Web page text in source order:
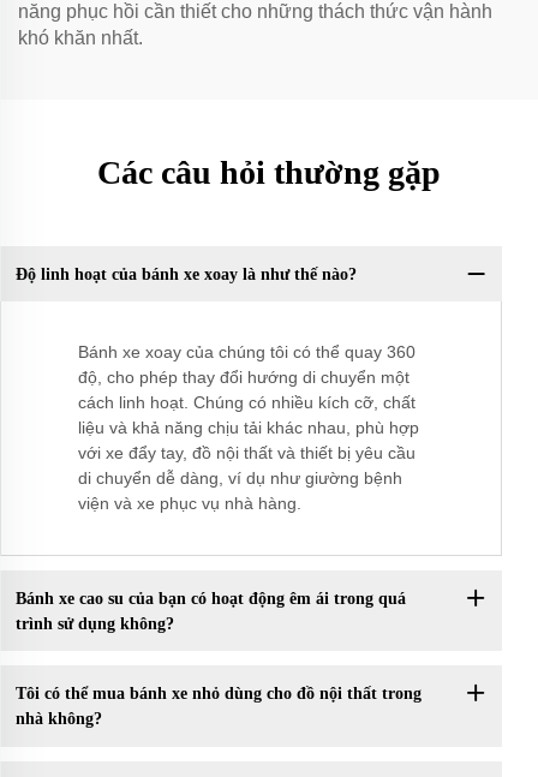
năng phục hồi cần thiết cho những thách thức vận hành
khó khăn nhất.
Các câu hỏi thường gặp
Độ linh hoạt của bánh xe xoay là như thế nào?
Bánh xe xoay của chúng tôi có thể quay 360
độ, cho phép thay đổi hướng di chuyển một
cách linh hoạt. Chúng có nhiều kích cỡ, chất
liệu và khả năng chịu tải khác nhau, phù hợp
với xe đẩy tay, đồ nội thất và thiết bị yêu cầu
di chuyển dễ dàng, ví dụ như giường bệnh
viện và xe phục vụ nhà hàng.
Bánh xe cao su của bạn có hoạt động êm ái trong quá
trình sử dụng không?
Tôi có thể mua bánh xe nhỏ dùng cho đồ nội thất trong
nhà không?